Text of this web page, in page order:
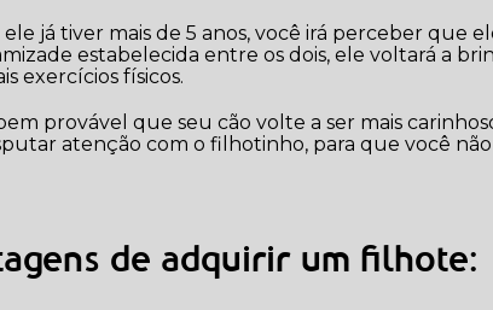
estabelecida entre os dois, ele voltará a
exercícios físicos.
atenção com o filhotinho, para que você
de adquirir um filhote: